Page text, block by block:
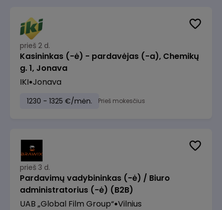
prieš 2 d.
Kasininkas (-ė) - pardavėjas (-a), Chemikų
g. 1, Jonava
IKI Jonava
1230 - 1325 €/mėn. Prieš mokesčius
prieš 3 d.
Pardavimų vadybininkas (-ė) / Biuro
administratorius (-ė) (B2B)
UAB „Global Film Group“ Vilnius